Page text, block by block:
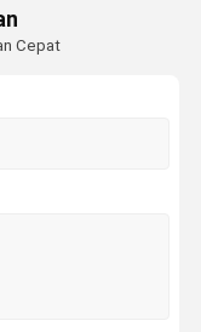
Cepat